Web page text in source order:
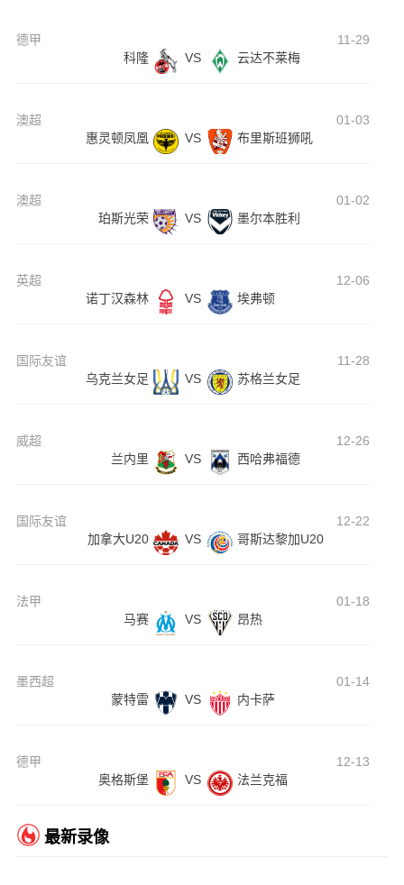
德甲
11-29
科隆
VS 云达不莱梅
澳超
01-03
惠灵顿凤凰
VS 布里斯班狮吼
澳超
01-02
珀斯光荣
VS 墨尔本胜利
英超
12-06
诺丁汉森林
VS 埃弗顿
国际友谊
11-28
乌克兰女足
VS 苏格兰女足
威超
12-26
兰内里
VS 西哈弗福德
国际友谊
12-22
加拿大U20
VS 哥斯达黎加U20
法甲
01-18
马赛
VS 昂热
墨西超
01-14
蒙特雷
VS 内卡萨
德甲
12-13
奥格斯堡
VS 法兰克福
最新录像